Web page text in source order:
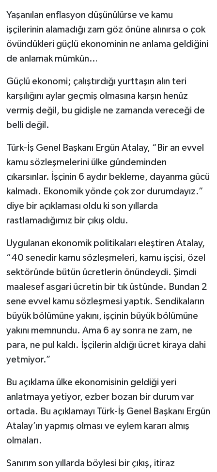
Yaşanılan enflasyon düşünülürse ve kamu
işçilerinin alamadığı zam göz önüne alınırsa o çok
övündükleri güçlü ekonominin ne anlama geldiğini
de anlamak mümkün…
Güçlü ekonomi; çalıştırdığı yurttaşın alın teri
karşılığını aylar geçmiş olmasına karşın henüz
vermiş değil, bu gidişle ne zamanda vereceği de
belli değil.
Türk-İş Genel Başkanı Ergün Atalay, “Bir an evvel
kamu sözleşmelerini ülke gündeminden
çıkarsınlar. İşçinin 6 aydır bekleme, dayanma gücü
kalmadı. Ekonomik yönde çok zor durumdayız.”
diye bir açıklaması oldu ki son yıllarda
rastlamadığımız bir çıkış oldu.
Uygulanan ekonomik politikaları eleştiren Atalay,
“40 senedir kamu sözleşmeleri, kamu işçisi, özel
sektöründe bütün ücretlerin önündeydi. Şimdi
maalesef asgari ücretin bir tık üstünde. Bundan 2
sene evvel kamu sözleşmesi yaptık. Sendikaların
büyük bölümüne yakını, işçinin büyük bölümüne
yakını memnundu. Ama 6 ay sonra ne zam, ne
para, ne pul kaldı. İşçilerin aldığı ücret kiraya dahi
yetmiyor.”
Bu açıklama ülke ekonomisinin geldiği yeri
anlatmaya yetiyor, ezber bozan bir durum var
ortada. Bu açıklamayı Türk-İş Genel Başkanı Ergün
Atalay’ın yapmış olması ve eylem kararı almış
olmaları.
Sanırım son yıllarda böylesi bir çıkış, itiraz